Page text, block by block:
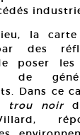
la
des
poser les
de
Dans ce
trou noir